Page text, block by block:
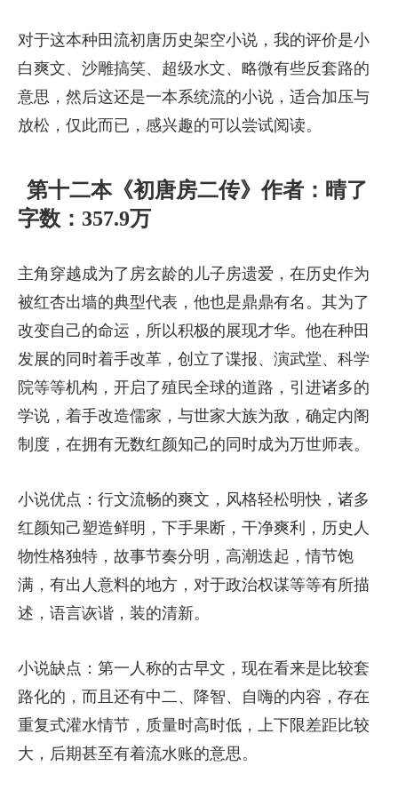
对于这本种田流初唐历史架空小说，我的评价是小
白爽文、沙雕搞笑、超级水文、略微有些反套路的
意思，然后这还是一本系统流的小说，适合加压与
放松，仅此而已，感兴趣的可以尝试阅读。
第十二本《初唐房二传》作者：晴了
字数：357.9万
主角穿越成为了房玄龄的儿子房遗爱，在历史作为
被红杏出墙的典型代表，他也是鼎鼎有名。其为了
改变自己的命运，所以积极的展现才华。他在种田
发展的同时着手改革，创立了谍报、演武堂、科学
院等等机构，开启了殖民全球的道路，引进诸多的
学说，着手改造儒家，与世家大族为敌，确定内阁
制度，在拥有无数红颜知己的同时成为万世师表。
小说优点：行文流畅的爽文，风格轻松明快，诸多
红颜知己塑造鲜明，下手果断，干净爽利，历史人
物性格独特，故事节奏分明，高潮迭起，情节饱
满，有出人意料的地方，对于政治权谋等等有所描
述，语言诙谐，装的清新。
小说缺点：第一人称的古早文，现在看来是比较套
路化的，而且还有中二、降智、自嗨的内容，存在
重复式灌水情节，质量时高时低，上下限差距比较
大，后期甚至有着流水账的意思。